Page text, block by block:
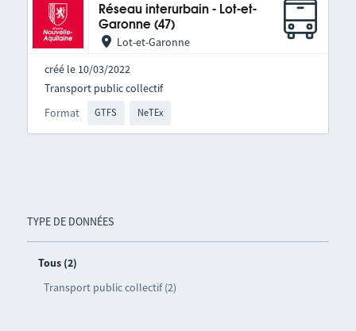
TYPE DE DONNÉES
Tous (2)
Transport public collectif (2)
Réseau interurbain - Lot-et-
Garonne (47)
Lot-et-Garonne
créé le 10/03/2022
Format GTFS NeTEx
Transport public collectif